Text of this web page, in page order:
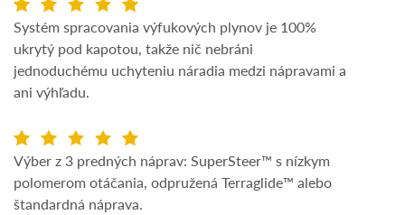
Systém spracovania výfukových plynov je 100%
ukrytý pod kapotou, takže nič nebráni
jednoduchému uchyteniu náradia medzi nápravami a
ani výhľadu.
Výber z 3 predných náprav: SuperSteer™ s nízkym
polomerom otáčania, odpružená Terraglide™ alebo
štandardná náprava.